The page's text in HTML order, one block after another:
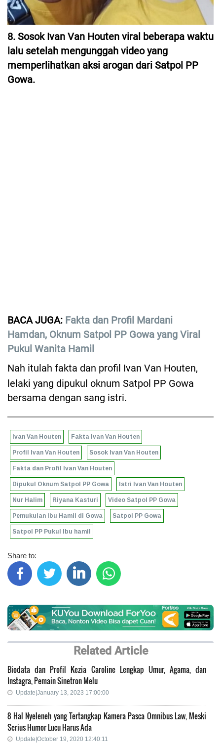
8. Sosok Ivan Van Houten viral beberapa waktu
lalu setelah mengunggah video yang
memperlihatkan aksi arogan dari Satpol PP
Gowa.
BACA JUGA: Fakta dan Profil Mardani
Hamdan, Oknum Satpol PP Gowa yang Viral
Pukul Wanita Hamil
Nah itulah fakta dan profil Ivan Van Houten,
lelaki yang dipukul oknum Satpol PP Gowa
bersama dengan sang istri.
Ivan Van Houten Fakta Ivan Van Houten
Profil Ivan Van Houten Sosok Ivan Van Houten
Fakta dan Profil Ivan Van Houten
Dipukul Oknum Satpol PP Gowa Istri Ivan Van Houten
Nur Halim Riyana Kasturi Video Satpol PP Gowa
Pemukulan Ibu Hamil di Gowa Satpol PP Gowa
Satpol PP Pukul Ibu hamil
Share to:
Related Article
Biodata dan Profil Kezia Caroline Lengkap Umur, Agama, dan
Instagra, Pemain Sinetron Melu
Update|January 13, 2023 17:00:00
8 Hal Nyeleneh yang Tertangkap Kamera Pasca Omnibus Law, Meski
Serius Humor Lucu Harus Ada
Update|October 19, 2020 12:40:11